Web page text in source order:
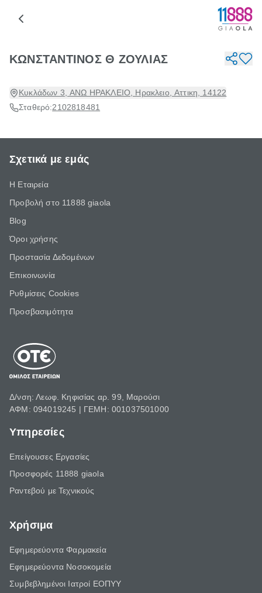
ΚΩΝΣΤΑΝΤΙΝΟΣ Θ ΖΟΥΛΙΑΣ
Κυκλάδων 3, ΑΝΩ ΗΡΑΚΛΕΙΟ, Ηρακλειο, Αττικη, 14122
Σταθερό:2102818481
Σχετικά με εμάς
Η Εταιρεία
Προβολή στο 11888 giaola
Blog
Όροι χρήσης
Προστασία Δεδομένων
Επικοινωνία
Ρυθμίσεις Cookies
Προσβασιμότητα
Δ/νση: Λεωφ. Κηφισίας αρ. 99, Μαρούσι
ΑΦΜ: 094019245 | ΓΕΜΗ: 001037501000
Υπηρεσίες
Επείγουσες Εργασίες
Προσφορές 11888 giaola
Ραντεβού με Τεχνικούς
Χρήσιμα
Εφημερεύοντα Φαρμακεία
Εφημερεύοντα Νοσοκομεία
Συμβεβλημένοι Ιατροί ΕΟΠΥΥ